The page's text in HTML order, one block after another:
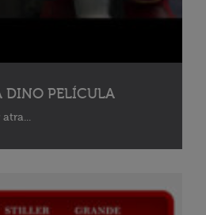
DINO PELÍCULA
atra...